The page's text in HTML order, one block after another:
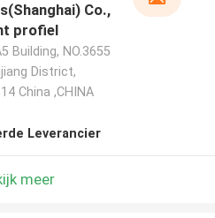
Co.,
profiel
Building, NO.3655
District,
China ,CHINA
Leverancier
meer